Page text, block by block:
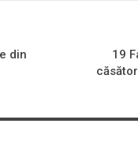
din
19